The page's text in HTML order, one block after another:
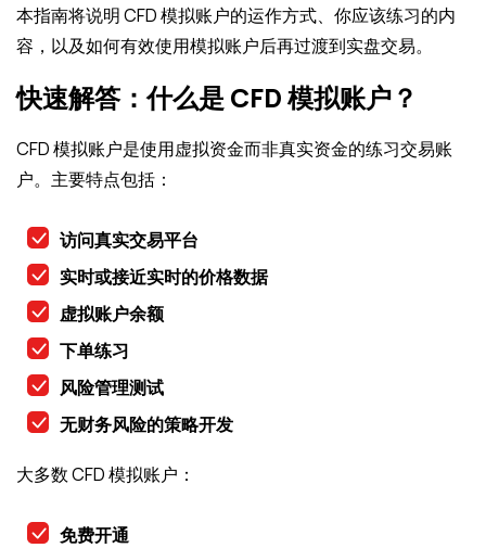
本指南将说明 CFD 模拟账户的运作方式、你应该练习的内
容，以及如何有效使用模拟账户后再过渡到实盘交易。
快速解答：什么是 CFD 模拟账户？
CFD 模拟账户是使用虚拟资金而非真实资金的练习交易账
户。主要特点包括：
访问真实交易平台
实时或接近实时的价格数据
虚拟账户余额
下单练习
风险管理测试
无财务风险的策略开发
大多数 CFD 模拟账户：
免费开通